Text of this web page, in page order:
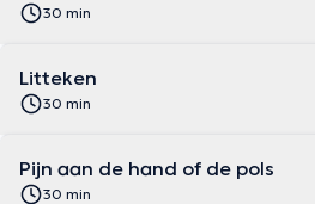
30 min
Litteken
30 min
Pijn aan de hand of de pols
30 min